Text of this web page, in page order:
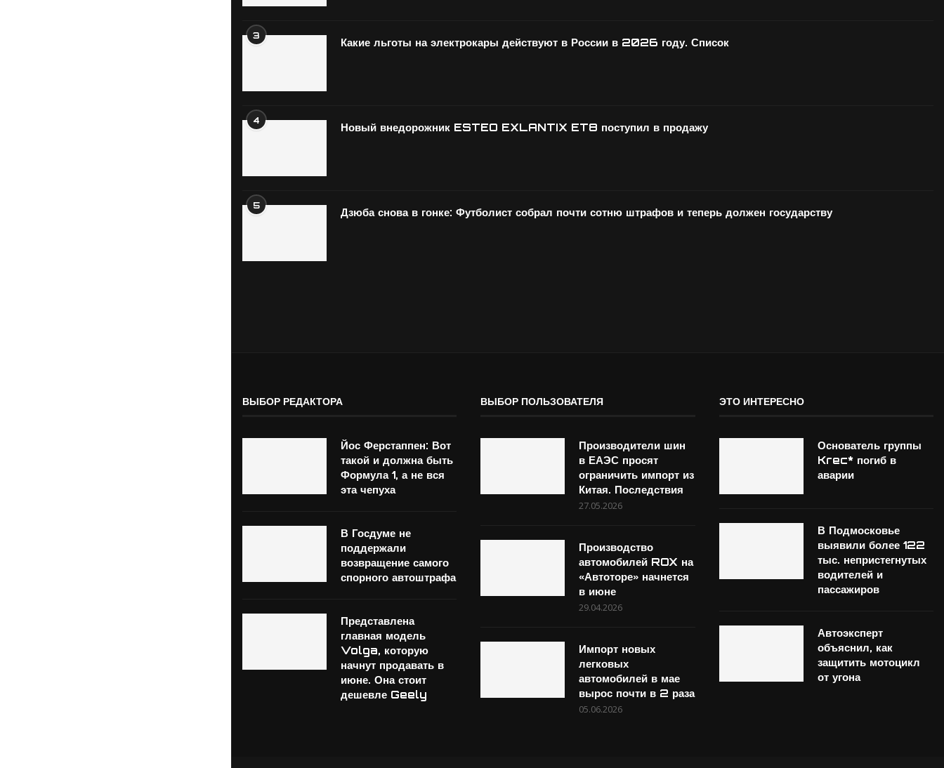
3
Какие льготы на электрокары действуют в России в 2026 году. Список
4
Новый внедорожник ESTEO EXLANTIX ET8 поступил в продажу
5
Дзюба снова в гонке: Футболист собрал почти сотню штрафов и теперь должен государству
ВЫБОР РЕДАКТОРА
Йос Ферстаппен: Вот
такой и должна быть
Формула 1, а не вся
эта чепуха
В Госдуме не
поддержали
возвращение самого
спорного автоштрафа
Представлена
главная модель
Volga, которую
начнут продавать в
июне. Она стоит
дешевле Geely
ВЫБОР ПОЛЬЗОВАТЕЛЯ
Производители шин
в ЕАЭС просят
ограничить импорт из
Китая. Последствия
27.05.2026
Производство
автомобилей ROX на
«Автоторе» начнется
в июне
29.04.2026
Импорт новых
легковых
автомобилей в мае
вырос почти в 2 раза
05.06.2026
ЭТО ИНТЕРЕСНО
Основатель группы
Krec* погиб в
аварии
В Подмосковье
выявили более 122
тыс. непристегнутых
водителей и
пассажиров
Автоэксперт
объяснил, как
защитить мотоцикл
от угона